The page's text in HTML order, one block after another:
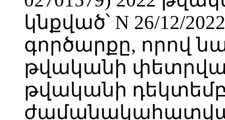
կնքված՝ N 26/12/
գործարքը, որով
թվականի
թվականի